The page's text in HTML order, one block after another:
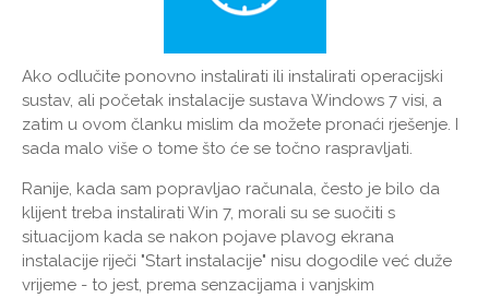
Ako odlučite ponovno instalirati ili instalirati operacijski
sustav, ali početak instalacije sustava Windows 7 visi, a
zatim u ovom članku mislim da možete pronaći rješenje. I
sada malo više o tome što će se točno raspravljati.
Ranije, kada sam popravljao računala, često je bilo da
klijent treba instalirati Win 7, morali su se suočiti s
situacijom kada se nakon pojave plavog ekrana
instalacije riječi "Start instalacije" nisu dogodile već duže
vrijeme - to jest, prema senzacijama i vanjskim